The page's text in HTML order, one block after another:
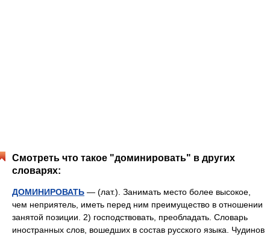
Смотреть что такое "доминировать" в других
словарях:
ДОМИНИРОВАТЬ — (лат.). Занимать место более высокое,
чем неприятель, иметь перед ним преимущество в отношении
занятой позиции. 2) господствовать, преобладать. Словарь
иностранных слов, вошедших в состав русского языка. Чудинов